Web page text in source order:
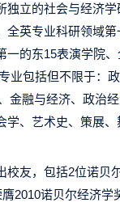
独立的社会与经济
全英专业科研领域
一的东15表演学院
业包括但不限于：
金融与经济、政治
学、艺术史、策展
校友，包括2位诺贝
2010诺贝尔经济学